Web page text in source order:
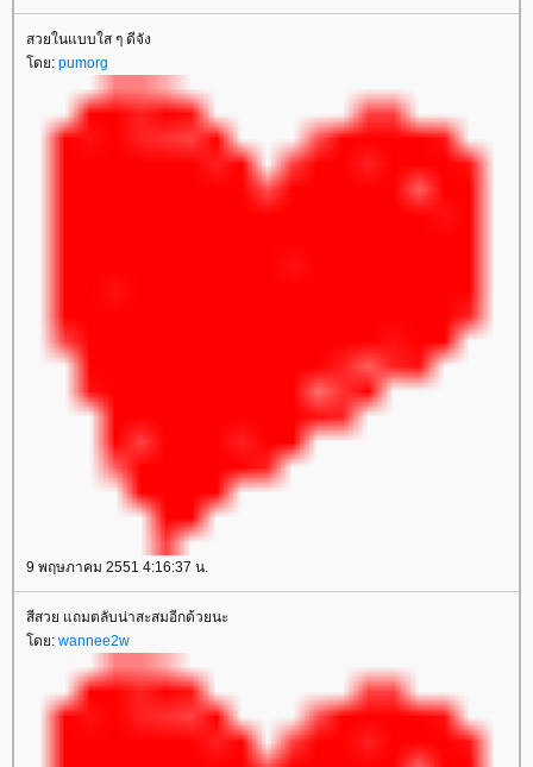
สวยในแบบใส ๆ ดีจัง
ดย: pumorg
9 พฤษภาคม 2551 4:16:37 น.
สีสวย แถมตลับน่าสะสมอีกด้วยนะ
ดย: wannee2w